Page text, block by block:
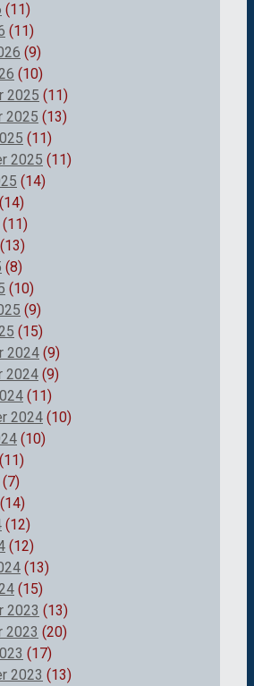
(11)
(11)
(9)
(10)
2025 (11)
2025 (13)
(11)
2025 (11)
(14)
(14)
(11)
(13)
(8)
(10)
(9)
(15)
2024 (9)
2024 (9)
(11)
2024 (10)
(10)
(11)
(7)
(14)
(12)
(12)
(13)
(15)
2023 (13)
2023 (20)
(17)
2023 (13)